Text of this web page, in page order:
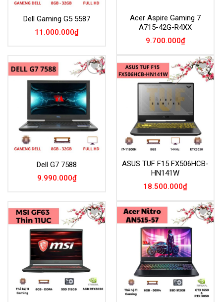
Dell Gaming G5 5587
11.000.000₫
Acer Aspire Gaming 7
A715-42G-R4XX
9.700.000₫
Add to
Wishlist
Dell G7 7588
9.990.000₫
Add to
Wishlist
ASUS TUF F15 FX506HCB-
HN141W
18.500.000₫
Add to
Wishlist
Add to
Wishlist